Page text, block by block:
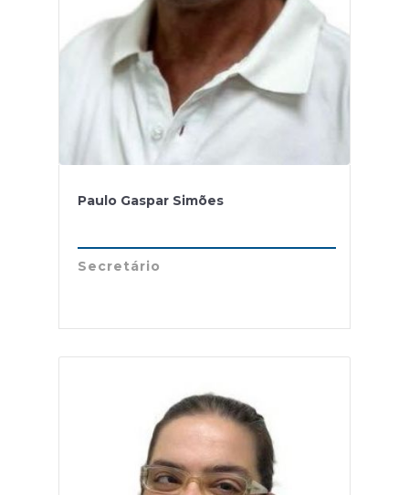
Paulo Gaspar Simões
Secretário